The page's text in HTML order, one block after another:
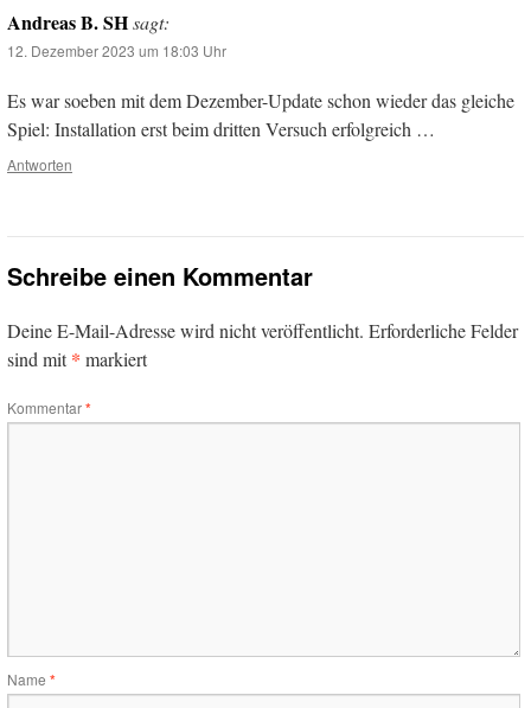
Andreas B. SHsagt:
12. Dezember 2023 um 18:03 Uhr
Es war soeben mit dem Dezember-Update schon wieder das gleiche
Spiel: Installation erst beim dritten Versuch erfolgreich …
Antworten
Schreibe einen Kommentar
Deine E-Mail-Adresse wird nicht veröffentlicht. Erforderliche Felder
sind mit* markiert
Kommentar*
Name *